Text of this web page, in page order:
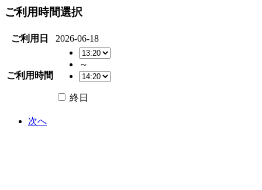
ご利用時間選択
ご利用日 2026-06-18
ご利用時間
～
終日
次へ